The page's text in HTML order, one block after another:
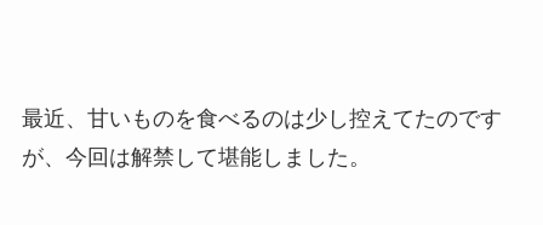
最近、甘いものを食べるのは少し控えてたのです
が、今回は解禁して堪能しました。